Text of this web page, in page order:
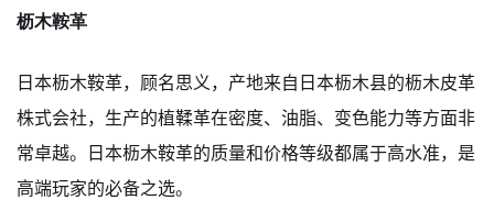
枥木鞍革
日本枥木鞍革，顾名思义，产地来自日本枥木县的枥木皮革
株式会社，生产的植鞣革在密度、油脂、变色能力等方面非
常卓越。日本枥木鞍革的质量和价格等级都属于高水准，是
高端玩家的必备之选。